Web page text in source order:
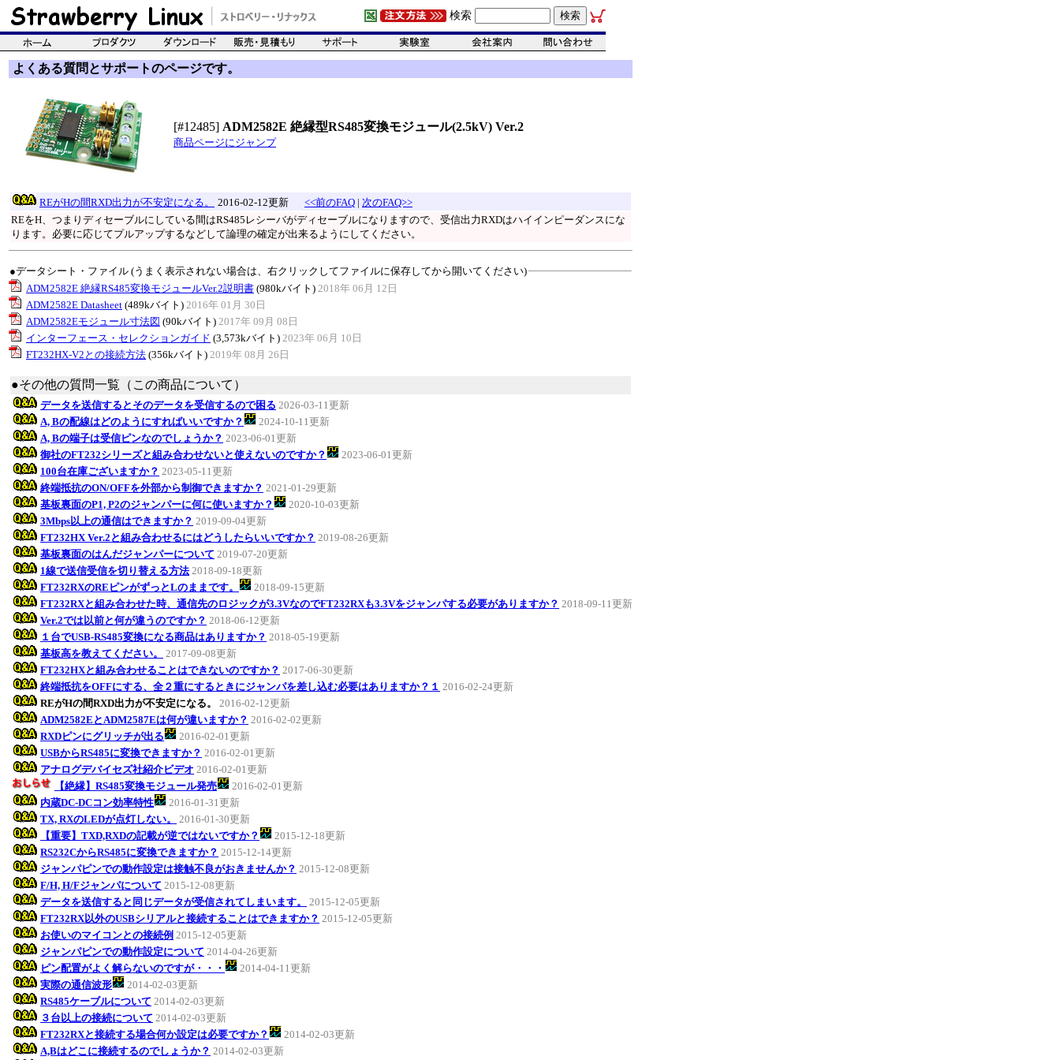
検索
よくある質問とサポートのページです。
[#12485] ADM2582E 絶縁型RS485変換モジュール(2.5kV) Ver.2
商品ページにジャンプ
REがHの間RXD出力が不安定になる。 2016-02-12更新 <<前のFAQ | 次のFAQ>>
REをH、つまりディセーブルにしている間はRS485レシーバがディセーブルになりますので、受信出力RXDはハイインピーダンスにな
ります。必要に応じてプルアップするなどして論理の確定が出来るようにしてください。
●データシート・ファイル (うまく表示されない場合は、右クリックしてファイルに保存してから開いてください)
ADM2582E 絶縁RS485変換モジュールVer.2説明書 (980kバイト) 2018年 06月 12日
ADM2582E Datasheet (489kバイト) 2016年 01月 30日
ADM2582Eモジュール寸法図 (90kバイト) 2017年 09月 08日
インターフェース・セレクションガイド (3,573kバイト) 2023年 06月 10日
FT232HX-V2との接続方法 (356kバイト) 2019年 08月 26日
●その他の質問一覧（この商品について）
データを送信するとそのデータを受信するので困る 2026-03-11更新
A, Bの配線はどのようにすればいいですか？
2024-10-11更新
A, Bの端子は受信ピンなのでしょうか？ 2023-06-01更新
御社のFT232シリーズと組み合わせないと使えないのですか？
2023-06-01更新
100台在庫ございますか？ 2023-05-11更新
終端抵抗のON/OFFを外部から制御できますか？ 2021-01-29更新
基板裏面のP1, P2のジャンパーに何に使いますか？
2020-10-03更新
3Mbps以上の通信はできますか？ 2019-09-04更新
FT232HX Ver.2と組み合わせるにはどうしたらいいですか？ 2019-08-26更新
基板裏面のはんだジャンパーについて 2019-07-20更新
1線で送信受信を切り替える方法 2018-09-18更新
FT232RXのREピンがずっとLのままです。
2018-09-15更新
FT232RXと組み合わせた時、通信先のロジックが3.3VなのでFT232RXも3.3Vをジャンパする必要がありますか？ 2018-09-11更新
Ver.2では以前と何が違うのですか？ 2018-06-12更新
１台でUSB-RS485変換になる商品はありますか？ 2018-05-19更新
基板高を教えてください。
2017-09-08更新
FT232HXと組み合わせることはできないのですか？ 2017-06-30更新
終端抵抗をOFFにする、全２重にするときにジャンパを差し込む必要はありますか？１ 2016-02-24更新
REがHの間RXD出力が不安定になる。
2016-02-12更新
ADM2582EとADM2587Eは何が違いますか？ 2016-02-02更新
RXDピンにグリッチが出る
2016-02-01更新
USBからRS485に変換できますか？ 2016-02-01更新
アナログデバイセズ社紹介ビデオ 2016-02-01更新
【絶縁】RS485変換モジュール発売
2016-02-01更新
内蔵DC-DCコン効率特性
2016-01-31更新
TX, RXのLEDが点灯しない。
2016-01-30更新
【重要】TXD,RXDの記載が逆ではないですか？
2015-12-18更新
RS232CからRS485に変換できますか？ 2015-12-14更新
ジャンパピンでの動作設定は接触不良がおきませんか？ 2015-12-08更新
F/H, H/Fジャンパについて 2015-12-08更新
データを送信すると同じデータが受信されてしまいます。
2015-12-05更新
FT232RX以外のUSBシリアルと接続することはできますか？ 2015-12-05更新
お使いのマイコンとの接続例 2015-12-05更新
ジャンパピンでの動作設定について 2014-04-26更新
ピン配置がよく解らないのですが・・・
2014-04-11更新
実際の通信波形
2014-02-03更新
RS485ケーブルについて 2014-02-03更新
３台以上の接続について 2014-02-03更新
FT232RXと接続する場合何か設定は必要ですか？
2014-02-03更新
A,Bはどこに接続するのでしょうか？ 2014-02-03更新